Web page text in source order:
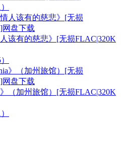
该有的慈悲》[无损FLAC|320K
》（加州旅馆）[无损FLAC|320K